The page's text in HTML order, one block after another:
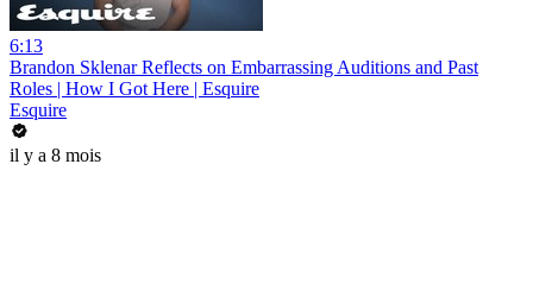
6:13
Brandon Sklenar Reflects on Embarrassing Auditions and Past
Roles | How I Got Here | Esquire
Esquire
il y a 8 mois